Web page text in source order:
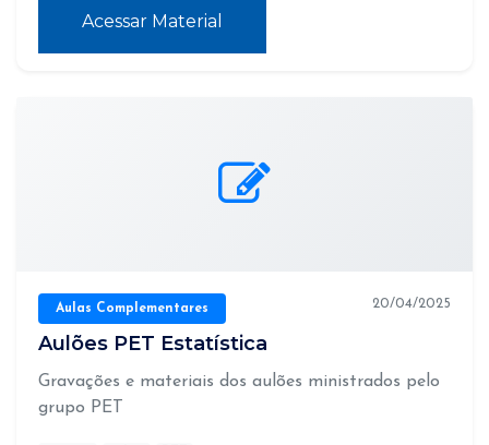
Acessar Material
Aulas Complementares 20/04/2025
Aulões PET Estatística
Gravações e materiais dos aulões ministrados pelo
grupo PET